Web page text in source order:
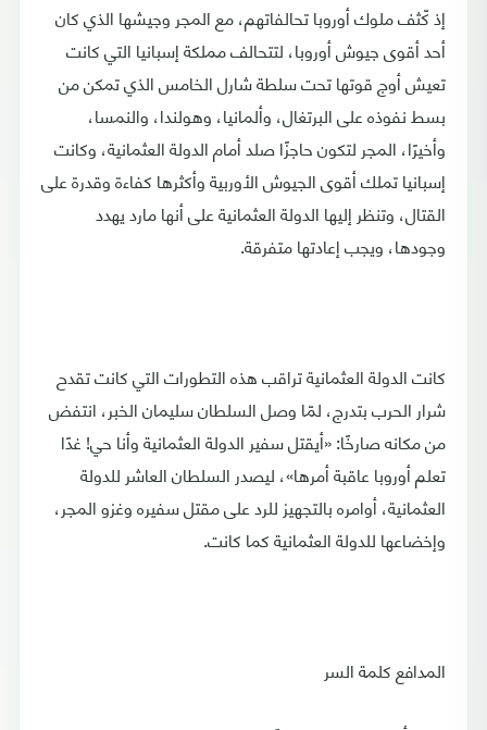
إذ كّثف ملوك أوروبا تحالفاتهم، مع المجر وجيشها الذي كان
أحد أقوى جيوش أوروبا، لتتحالف مملكة إسبانيا التي كانت
تعيش أوج قوتها تحت سلطة شارل الخامس الذي تمكن من
بسط نفوذه على البرتغال، وألمانيا، وهولندا، والنمسا،
وأخيرًا، المجر لتكون حاجزًا صلد أمام الدولة العثمانية، وكانت
إسبانيا تملك أقوى الجيوش الأوربية وأكثرها كفاءة وقدرة على
القتال، وتنظر إليها الدولة العثمانية على أنها مارد يهدد
وجودها، ويجب إعادتها متفرقة.
كانت الدولة العثمانية تراقب هذه التطورات التي كانت تقدح
شرار الحرب بتدرج، لمّا وصل السلطان سليمان الخبر، انتفض
من مكانه صارخًا: «أيقتل سفير الدولة العثمانية وأنا حي! غدًا
تعلم أوروبا عاقبة أمرها»، ليصدر السلطان العاشر للدولة
العثمانية، أوامره بالتجهيز للرد على مقتل سفيره وغزو المجر،
وإخضاعها للدولة العثمانية كما كانت.
المدافع كلمة السر